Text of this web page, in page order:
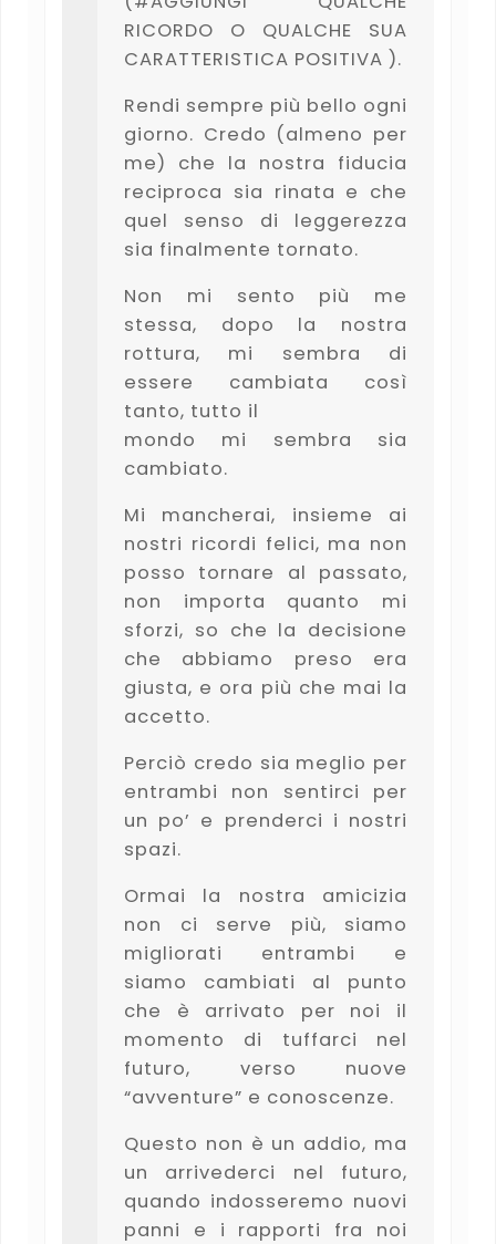
RICORDO O QUALCHE SUA
CARATTERISTICA POSITIVA ).
Rendi sempre più bello ogni
giorno. Credo (almeno per
me) che la nostra fiducia
reciproca sia rinata e che
quel senso di leggerezza
sia finalmente tornato.
Non mi sento più me
stessa, dopo la nostra
rottura, mi sembra di
essere cambiata così
tanto, tutto il
mondo mi sembra sia
cambiato.
Mi mancherai, insieme ai
nostri ricordi felici, ma non
posso tornare al passato,
non importa quanto mi
sforzi, so che la decisione
che abbiamo preso era
giusta, e ora più che mai la
accetto.
Perciò credo sia meglio per
entrambi non sentirci per
un po’ e prenderci i nostri
spazi.
Ormai la nostra amicizia
non ci serve più, siamo
migliorati entrambi e
siamo cambiati al punto
che è arrivato per noi il
momento di tuffarci nel
futuro, verso nuove
“avventure” e conoscenze.
Questo non è un addio, ma
un arrivederci nel futuro,
quando indosseremo nuovi
panni e i rapporti fra noi